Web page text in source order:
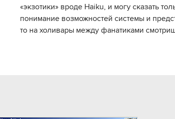
«экзотики» вроде Haiku, и могу сказать
понимание возможностей системы и
то на холивары между фанатиками